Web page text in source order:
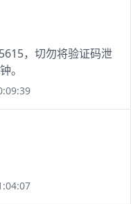
，切勿将验证码泄
。